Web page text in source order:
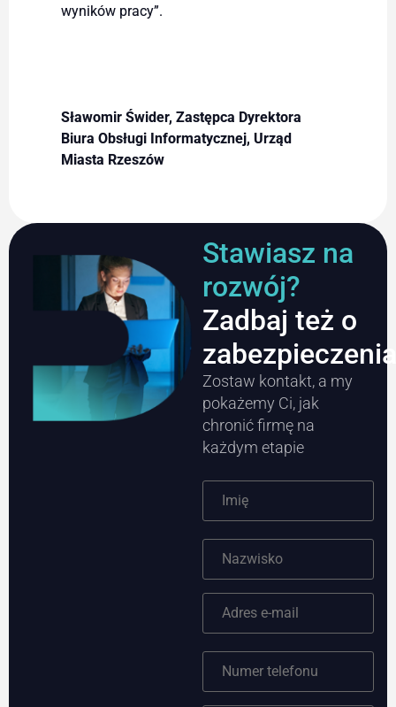
wyników pracy”.
Sławomir Świder, Zastępca Dyrektora
Biura Obsługi Informatycznej, Urząd
Miasta Rzeszów
Stawiasz na
rozwój?
Zadbaj też o
Zostaw kontakt, a my
pokażemy Ci, jak
chronić firmę na
każdym etapie